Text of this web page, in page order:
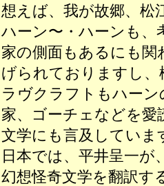
想えば、我が故郷、松
ハーン〜・ハーンも、
家の側面もあるにも
げられておりますし
ラヴクラフトもハー
家、ゴーチェなどを
文学にも言及していま
日本では、平井呈一
幻想怪奇文学を翻訳す